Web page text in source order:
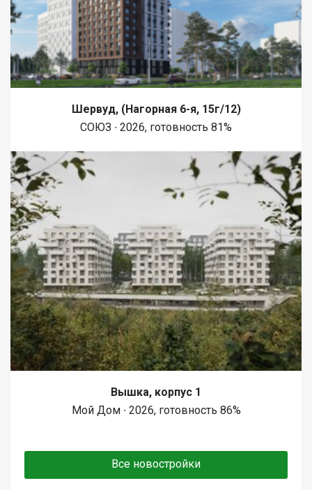
Шервуд, (Нагорная 6-я, 15г/12)
СОЮЗ ∙ 2026, готовность 81%
Вышка, корпус 1
Мой Дом ∙ 2026, готовность 86%
Все новостройки